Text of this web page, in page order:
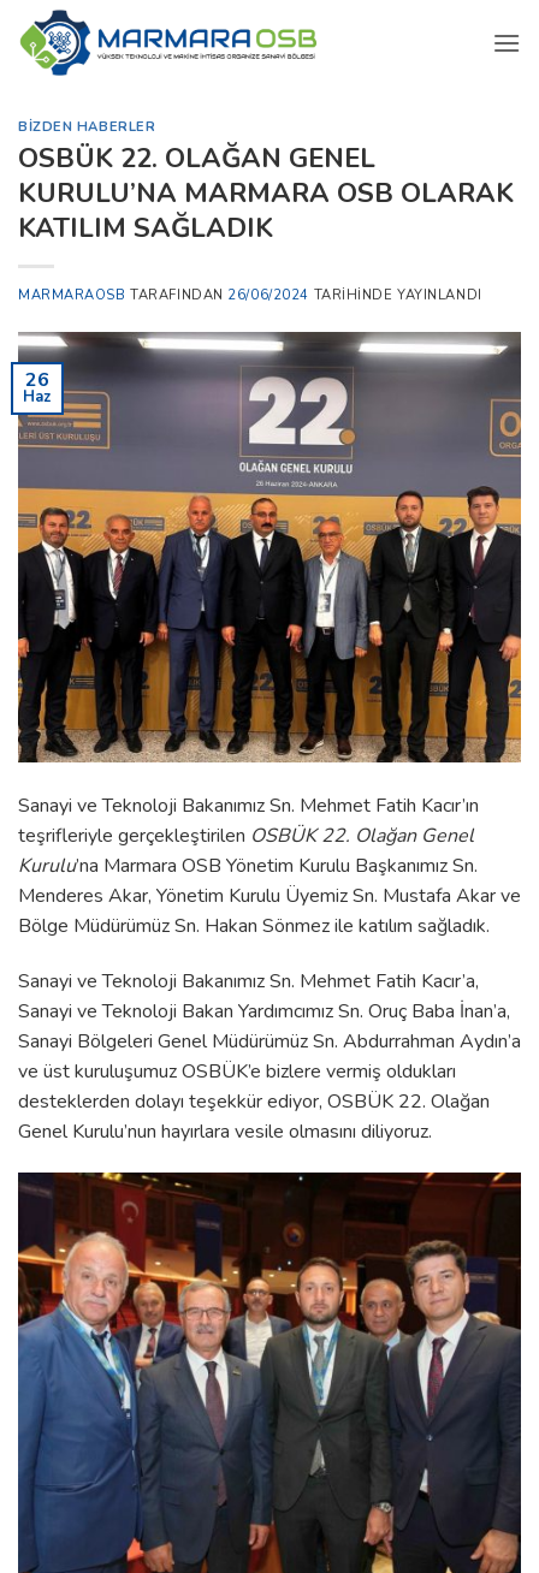
İçeriğe
atla
BIZDEN HABERLER
OSBÜK 22. OLAĞAN GENEL
KURULU’NA MARMARA OSB OLARAK
KATILIM SAĞLADIK
MARMARAOSB TARAFINDAN 26/06/2024 TARIHINDE YAYINLANDI
26
Haz
Sanayi ve Teknoloji Bakanımız Sn. Mehmet Fatih Kacır’ın
teşrifleriyle gerçekleştirilen OSBÜK 22. Olağan Genel
Kurulu’na Marmara OSB Yönetim Kurulu Başkanımız Sn.
Menderes Akar, Yönetim Kurulu Üyemiz Sn. Mustafa Akar ve
Bölge Müdürümüz Sn. Hakan Sönmez ile katılım sağladık.
Sanayi ve Teknoloji Bakanımız Sn. Mehmet Fatih Kacır’a,
Sanayi ve Teknoloji Bakan Yardımcımız Sn. Oruç Baba İnan’a,
Sanayi Bölgeleri Genel Müdürümüz Sn. Abdurrahman Aydın’a
ve üst kuruluşumuz OSBÜK’e bizlere vermiş oldukları
desteklerden dolayı teşekkür ediyor, OSBÜK 22. Olağan
Genel Kurulu’nun hayırlara vesile olmasını diliyoruz.